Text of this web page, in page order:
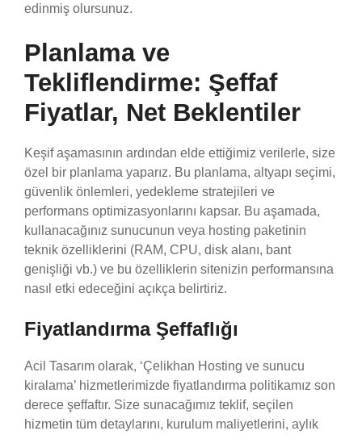
edinmiş olursunuz.
Planlama ve
Tekliflendirme: Şeffaf
Fiyatlar, Net Beklentiler
Keşif aşamasının ardından elde ettiğimiz verilerle, size
özel bir planlama yaparız. Bu planlama, altyapı seçimi,
güvenlik önlemleri, yedekleme stratejileri ve
performans optimizasyonlarını kapsar. Bu aşamada,
kullanacağınız sunucunun veya hosting paketinin
teknik özelliklerini (RAM, CPU, disk alanı, bant
genişliği vb.) ve bu özelliklerin sitenizin performansına
nasıl etki edeceğini açıkça belirtiriz.
Fiyatlandırma Şeffaflığı
Acil Tasarım olarak, ‘Çelikhan Hosting ve sunucu
kiralama’ hizmetlerimizde fiyatlandırma politikamız son
derece şeffaftır. Size sunacağımız teklif, seçilen
hizmetin tüm detaylarını, kurulum maliyetlerini, aylık